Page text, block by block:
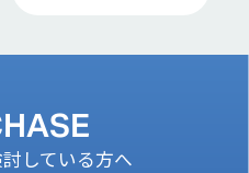
している方へ